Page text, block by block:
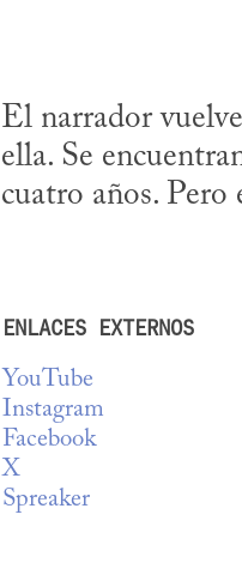
El narrador
ella. Se
cuatro años. Pero
ENLACES EXTERNOS
YouTube
Instagram
Facebook
X
Spreaker